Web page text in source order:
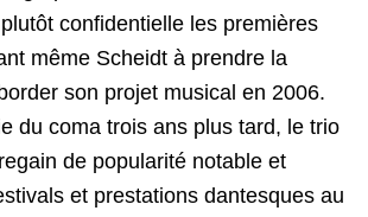
confidentielle les premières
même Scheidt à prendre la
son projet musical en 2006.
du coma trois ans plus tard, le trio
de popularité notable et
et prestations dantesques au